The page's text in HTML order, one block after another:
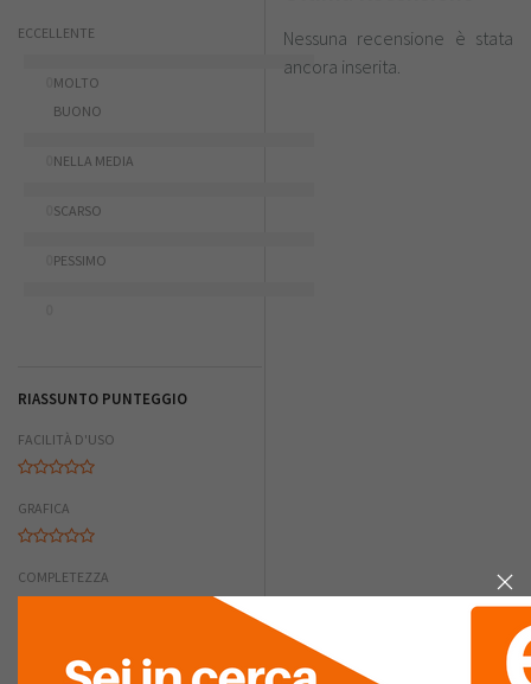
ECCELLENTE
MOLTO
BUONO
NELLA MEDIA
SCARSO
PESSIMO
RIASSUNTO PUNTEGGIO
FACILITÀ D'USO
GRAFICA
COMPLETEZZA
INTEGRAZIONE
Nessuna recensione è stata
ancora inserita.